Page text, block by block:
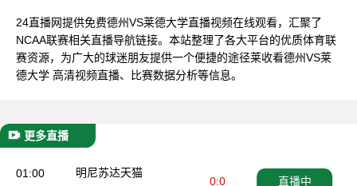
24直播网提供免费德州VS莱德大学直播视频在线观看，汇聚了
NCAA联赛相关直播导航链接。本站整理了各大平台的优质体育联
赛资源，为广大的球迷朋友提供一个便捷的途径莱收看德州VS莱
德大学 高清视频直播、比赛数据分析等信息。
更多直播
01:00
明尼苏达天猫
0:0
直播中